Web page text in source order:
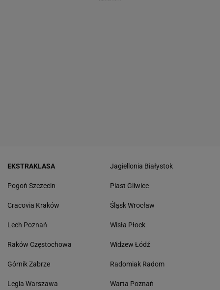
EKSTRAKLASA
Pogoń Szczecin
Cracovia Kraków
Lech Poznań
Raków Częstochowa
Górnik Zabrze
Legia Warszawa
Jagiellonia Białystok
Piast Gliwice
Śląsk Wrocław
Wisła Płock
Widzew Łódź
Radomiak Radom
Warta Poznań